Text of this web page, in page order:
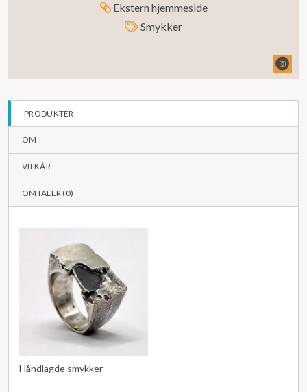
Ekstern hjemmeside
Smykker
PRODUKTER
OM
VILKÅR
OMTALER (0)
Håndlagde smykker